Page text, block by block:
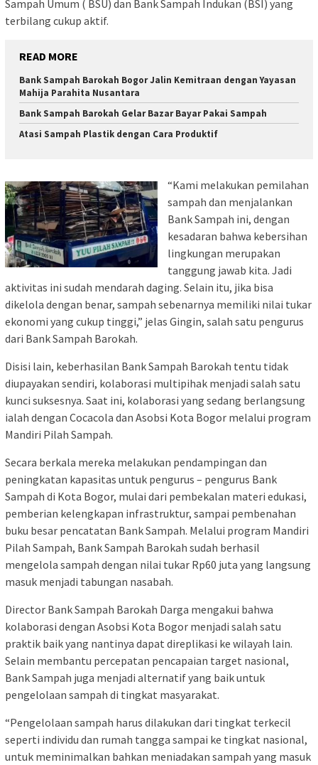
Sampah Umum ( BSU) dan Bank Sampah Indukan (BSI) yang
terbilang cukup aktif.
READ MORE
Bank Sampah Barokah Bogor Jalin Kemitraan dengan Yayasan
Mahija Parahita Nusantara
Bank Sampah Barokah Gelar Bazar Bayar Pakai Sampah
Atasi Sampah Plastik dengan Cara Produktif
“Kami melakukan pemilahan
sampah dan menjalankan
Bank Sampah ini, dengan
kesadaran bahwa kebersihan
lingkungan merupakan
tanggung jawab kita. Jadi
aktivitas ini sudah mendarah daging. Selain itu, jika bisa
dikelola dengan benar, sampah sebenarnya memiliki nilai tukar
ekonomi yang cukup tinggi,” jelas Gingin, salah satu pengurus
dari Bank Sampah Barokah.
Disisi lain, keberhasilan Bank Sampah Barokah tentu tidak
diupayakan sendiri, kolaborasi multipihak menjadi salah satu
kunci suksesnya. Saat ini, kolaborasi yang sedang berlangsung
ialah dengan Cocacola dan Asobsi Kota Bogor melalui program
Mandiri Pilah Sampah.
Secara berkala mereka melakukan pendampingan dan
peningkatan kapasitas untuk pengurus – pengurus Bank
Sampah di Kota Bogor, mulai dari pembekalan materi edukasi,
pemberian kelengkapan infrastruktur, sampai pembenahan
buku besar pencatatan Bank Sampah. Melalui program Mandiri
Pilah Sampah, Bank Sampah Barokah sudah berhasil
mengelola sampah dengan nilai tukar Rp60 juta yang langsung
masuk menjadi tabungan nasabah.
Director Bank Sampah Barokah Darga mengakui bahwa
kolaborasi dengan Asobsi Kota Bogor menjadi salah satu
praktik baik yang nantinya dapat direplikasi ke wilayah lain.
Selain membantu percepatan pencapaian target nasional,
Bank Sampah juga menjadi alternatif yang baik untuk
pengelolaan sampah di tingkat masyarakat.
“Pengelolaan sampah harus dilakukan dari tingkat terkecil
seperti individu dan rumah tangga sampai ke tingkat nasional,
untuk meminimalkan bahkan meniadakan sampah yang masuk